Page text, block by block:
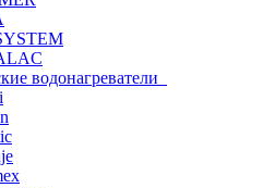
водонагреватели